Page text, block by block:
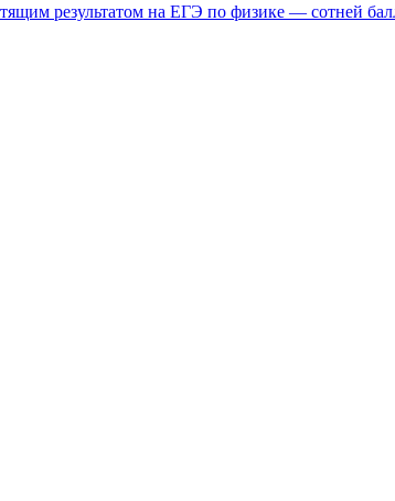
результатом на ЕГЭ по физике — сотней